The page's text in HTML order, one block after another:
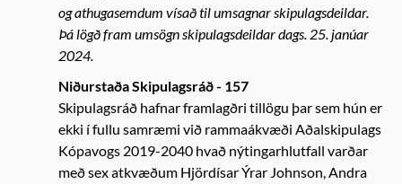
og athugasemdum vísað til umsagnar skipulagsdeildar.
Þá lögð fram umsögn skipulagsdeildar dags. 25. janúar
2024.
Niðurstaða Skipulagsráð - 157
Skipulagsráð hafnar framlagðri tillögu þar sem hún er
ekki í fullu samræmi við rammaákvæði Aðalskipulags
Kópavogs 2019-2040 hvað nýtingarhlutfall varðar
með sex atkvæðum Hjördísar Ýrar Johnson, Andra